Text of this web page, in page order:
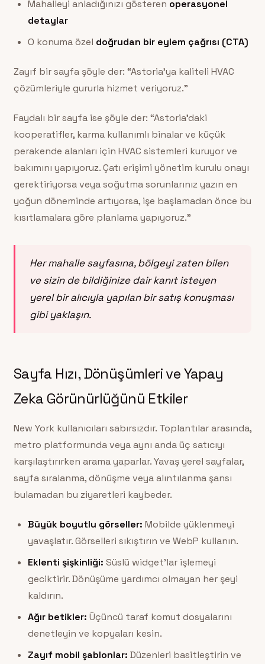
Mahalleyi anladığınızı gösteren operasyonel
detaylar
O konuma özel doğrudan bir eylem çağrısı (CTA)
Zayıf bir sayfa şöyle der: “Astoria’ya kaliteli HVAC
çözümleriyle gururla hizmet veriyoruz.”
Faydalı bir sayfa ise şöyle der: “Astoria’daki
kooperatifler, karma kullanımlı binalar ve küçük
perakende alanları için HVAC sistemleri kuruyor ve
bakımını yapıyoruz. Çatı erişimi yönetim kurulu onayı
gerektiriyorsa veya soğutma sorunlarınız yazın en
yoğun döneminde artıyorsa, işe başlamadan önce bu
kısıtlamalara göre planlama yapıyoruz.”
Her mahalle sayfasına, bölgeyi zaten bilen
ve sizin de bildiğinize dair kanıt isteyen
yerel bir alıcıyla yapılan bir satış konuşması
gibi yaklaşın.
Sayfa Hızı, Dönüşümleri ve Yapay
Zeka Görünürlüğünü Etkiler
New York kullanıcıları sabırsızdır. Toplantılar arasında,
metro platformunda veya aynı anda üç satıcıyı
karşılaştırırken arama yaparlar. Yavaş yerel sayfalar,
sayfa sıralanma, dönüşme veya alıntılanma şansı
bulamadan bu ziyaretleri kaybeder.
Büyük boyutlu görseller: Mobilde yüklenmeyi
yavaşlatır. Görselleri sıkıştırın ve WebP kullanın.
Eklenti şişkinliği: Süslü widget’lar işlemeyi
geciktirir. Dönüşüme yardımcı olmayan her şeyi
kaldırın.
Ağır betikler: Üçüncü taraf komut dosyalarını
denetleyin ve kopyaları kesin.
Zayıf mobil şablonlar: Düzenleri basitleştirin ve